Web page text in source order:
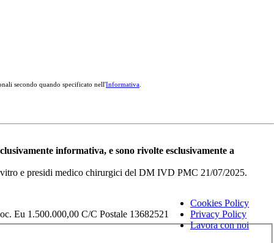
secondo quando specificato nell'Informativa
informativa, e sono rivolte esclusivamente a
e presidi medico chirurgici del DM IVD PMC 21/07/2025.
Eu 1.500.000,00 C/C Postale 13682521
Cookies Policy
Privacy Policy
Lavora con noi